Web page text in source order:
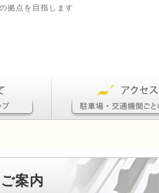
拠点を目指します
案内